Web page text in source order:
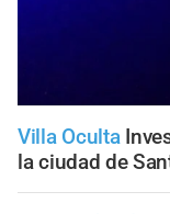
Villa Oculta
la ciudad de